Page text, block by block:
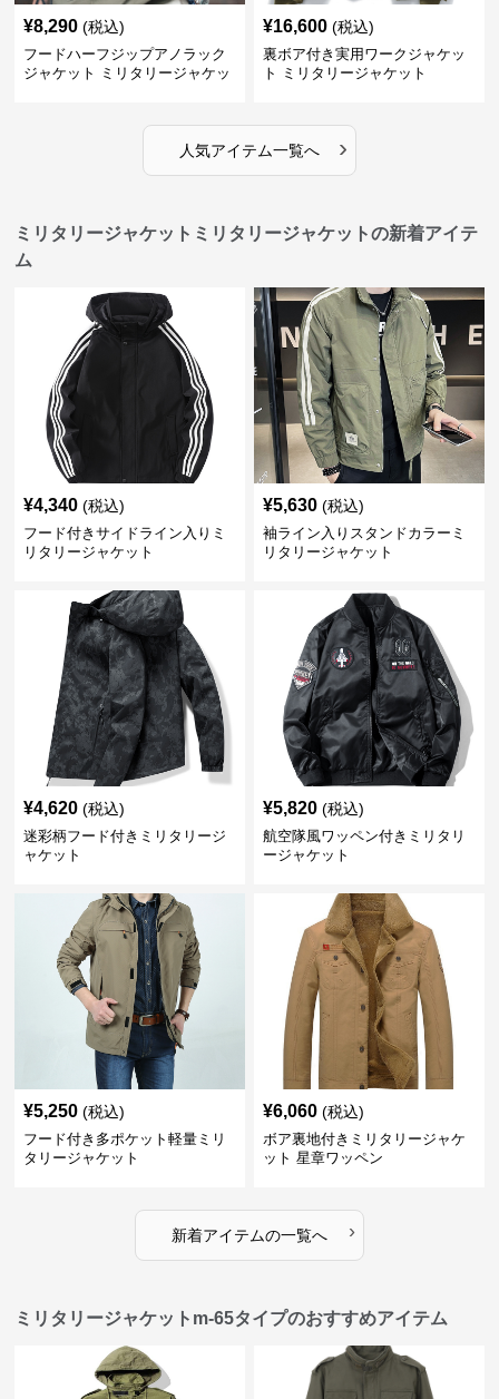
¥8,290 (税込)
フードハーフジップアノラック
ジャケット ミリタリージャケッ
¥16,600 (税込)
裏ボア付き実用ワークジャケッ
ト ミリタリージャケット
人気アイテム一覧へ ›
ミリタリージャケットミリタリージャケットの新着アイテ
ム
¥4,340 (税込)
フード付きサイドライン入りミ
リタリージャケット
¥5,630 (税込)
袖ライン入りスタンドカラーミ
リタリージャケット
¥4,620 (税込)
迷彩柄フード付きミリタリージ
ャケット
¥5,820 (税込)
航空隊風ワッペン付きミリタリ
ージャケット
¥5,250 (税込)
フード付き多ポケット軽量ミリ
タリージャケット
¥6,060 (税込)
ボア裏地付きミリタリージャケ
ット 星章ワッペン
新着アイテムの一覧へ ›
ミリタリージャケットm-65タイプのおすすめアイテム